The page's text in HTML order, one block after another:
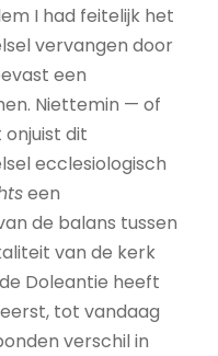
I had feitelijk het
vervangen door
een
Niettemin — of
dit
ecclesiologisch
een
de balans tussen
van de kerk
Doleantie heeft
tot vandaag
verschil in